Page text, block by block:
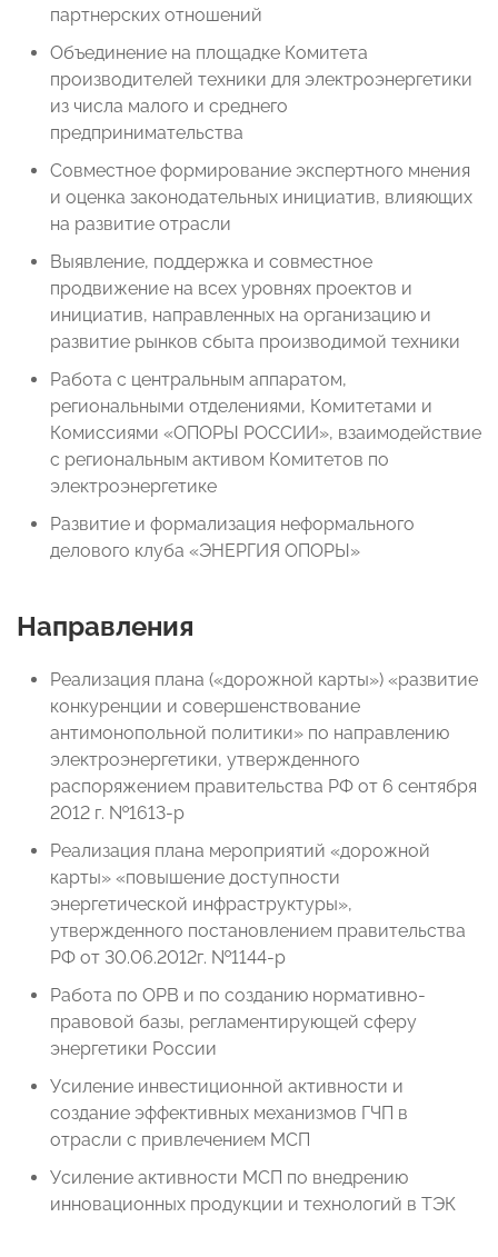
партнерских отношений
Объединение на площадке Комитета
производителей техники для электроэнергетики
из числа малого и среднего
предпринимательства
Совместное формирование экспертного мнения
и оценка законодательных инициатив, влияющих
на развитие отрасли
Выявление, поддержка и совместное
продвижение на всех уровнях проектов и
инициатив, направленных на организацию и
развитие рынков сбыта производимой техники
Работа с центральным аппаратом,
региональными отделениями, Комитетами и
Комиссиями «ОПОРЫ РОССИИ», взаимодействие
с региональным активом Комитетов по
электроэнергетике
Развитие и формализация неформального
делового клуба «ЭНЕРГИЯ ОПОРЫ»
Направления
Реализация плана («дорожной карты») «развитие
конкуренции и совершенствование
антимонопольной политики» по направлению
электроэнергетики, утвержденного
распоряжением правительства РФ от 6 сентября
2012 г. №1613-р
Реализация плана мероприятий «дорожной
карты» «повышение доступности
энергетической инфраструктуры»,
утвержденного постановлением правительства
РФ от 30.06.2012г. №1144-р
Работа по ОРВ и по созданию нормативно-
правовой базы, регламентирующей сферу
энергетики России
Усиление инвестиционной активности и
создание эффективных механизмов ГЧП в
отрасли с привлечением МСП
Усиление активности МСП по внедрению
инновационных продукции и технологий в ТЭК